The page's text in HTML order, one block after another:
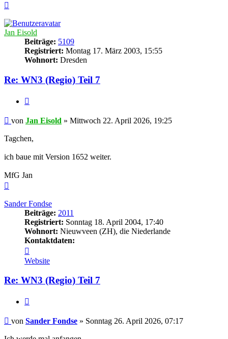
Jan Eisold
Beiträge: 5109
Registriert: Montag 17. März 2003, 15:55
Wohnort: Dresden
Re: WN3 (Regio) Teil 7
Beitrag
von Jan Eisold » Mittwoch 22. April 2026, 19:25
Tagchen,
ich baue mit Version 1652 weiter.
MfG Jan
Sander Fondse
Beiträge: 2011
Registriert: Sonntag 18. April 2004, 17:40
Wohnort: Nieuwveen (ZH), die Niederlande
Kontaktdaten:
von
Sander
Fondse
Website
Re: WN3 (Regio) Teil 7
Beitrag
von Sander Fondse » Sonntag 26. April 2026, 07:17